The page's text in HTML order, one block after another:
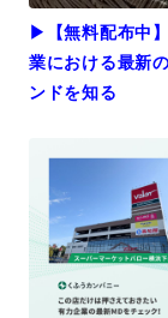
▶︎【無料配布中
業における最新
ンドを知る